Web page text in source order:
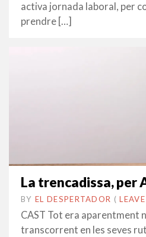
activa jornada laboral, per
prendre […]
La trencadissa, per
BY EL DESPERTADOR ON
6
MARÇ
•(
CAST Tot era aparentment
transcorrent en les seves